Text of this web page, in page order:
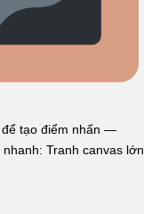
tạo điểm nhấn —
Tranh canvas lớn